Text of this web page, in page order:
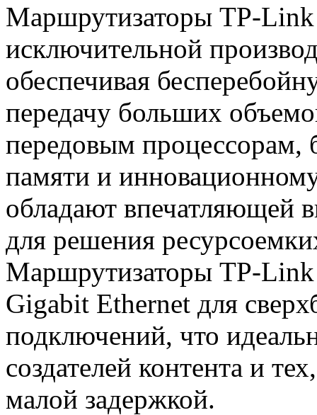
Маршрутизаторы TP-Link
исключительной
обеспечивая
передачу больших
передовым процессорам,
памяти и
обладают впечатляющей
для решения
Маршрутизаторы TP-
Gigabit Ethernet для
подключений, что
создателей контента и
малой задержкой.